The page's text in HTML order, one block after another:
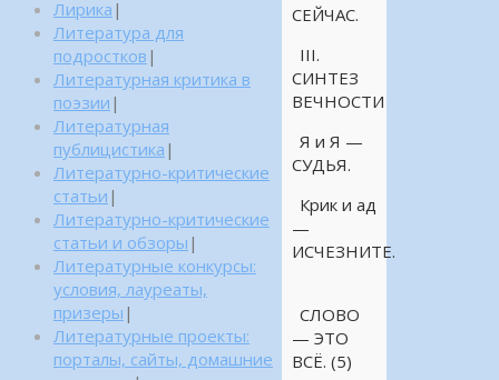
СЕЙЧАС.
III.
СИНТЕЗ
ВЕЧНОСТИ
Я и Я —
СУДЬЯ.
Крик и ад
—
ИСЧЕЗНИТЕ.
СЛОВО
— ЭТО
ВСЁ. (5)
Лирика |
Литература для
подростков |
Литературная критика в
поэзии |
Литературная
публицистика |
Литературно-критические
статьи |
Литературно-критические
статьи и обзоры |
Литературные конкурсы:
условия, лауреаты,
призеры |
Литературные проекты:
порталы, сайты, домашние